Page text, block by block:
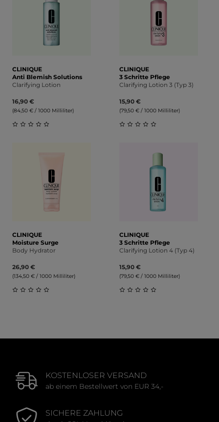
CLINIQUE
Anti Blemish Solutions
Clarifying Lotion
16,90 €
(84,50 € / 1000 Milliliter)
CLINIQUE
3 Schritte Pflege
Clarifying Lotion 3 (Typ 3)
15,90 €
(79,50 € / 1000 Milliliter)
CLINIQUE
Moisture Surge
Body Hydrator
26,90 €
(134,50 € / 1000 Milliliter)
CLINIQUE
3 Schritte Pflege
Clarifying Lotion 4 (Typ 4)
15,90 €
(79,50 € / 1000 Milliliter)
KOSTENLOSER VERSAND
ab einem Bestellwert von EUR 34,-
SICHERE ZAHLUNG